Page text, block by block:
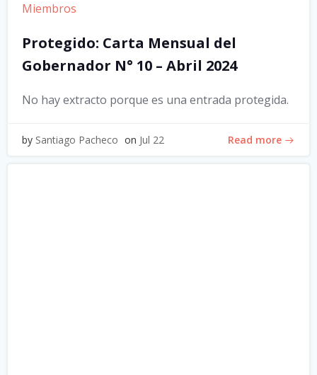
Miembros
Protegido: Carta Mensual del
Gobernador N° 10 – Abril 2024
No hay extracto porque es una entrada protegida.
by Santiago Pacheco on Jul 22 Read more